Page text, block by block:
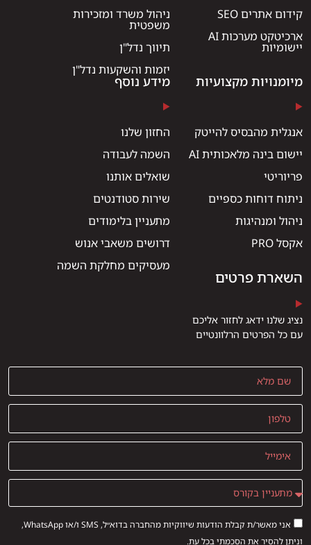
קידום אתרים SEO
ארכיטקט מערכות AI
יישומיות
ניהול משרד ומזכירות
משפטית
תיווך נדל"ן
יזמות והשקעות נדל"ן
מיומנויות מקצועיות
אנגלית מהבסיס להייטק
יישום בינה מלאכותית AI
פריוריטי
ניתוח דוחות כספיים
ניהול ומנהיגות
אקסל PRO
מידע נוסף
החזון שלנו
השמה לעבודה
שואלים אותנו
שירות סטודנטים
מתעניין בלימודים
דרושים משאבי אנוש
מעסיקים מחלקת השמה
השארת פרטים
נציג שלנו ידאג לחזור אליכם
עם כל הפרטים הרלוונטיים
אני מאשר/ת קבלת הודעות שיווקיות מהחברה בדוא״ל, SMS ו/או WhatsApp,
וניתן להסיר את הסכמתי בכל עת.